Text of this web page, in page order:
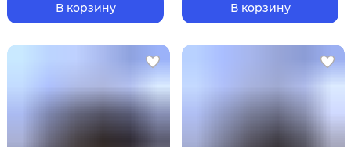
В корзину В корзину